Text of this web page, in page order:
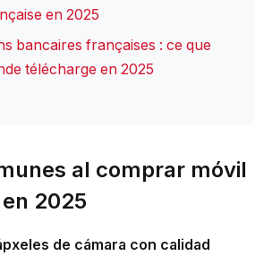
en 2025
bancaires françaises : ce que
télécharge en 2025
al comprar móvil
2025
de cámara con calidad